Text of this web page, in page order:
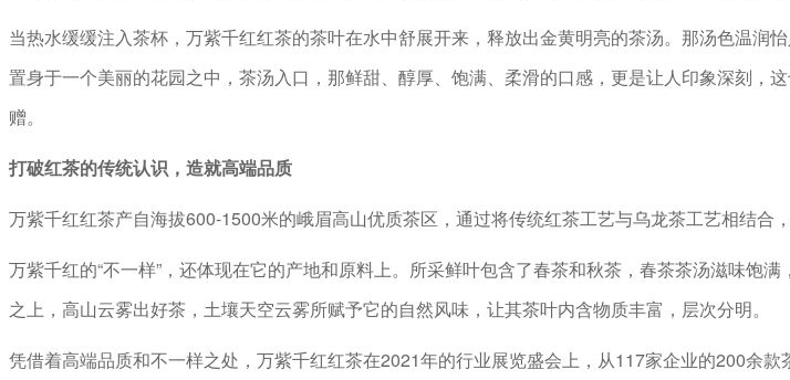
当热水缓缓注入茶杯，万紫千红红茶的茶叶在水中舒展开来，释放出金黄明亮的茶汤。那汤色温
置身于一个美丽的花园之中，茶汤入口，那鲜甜、醇厚、饱满、柔滑的口感，更是让人印象深刻，
赠。
打破红茶的传统认识，造就高端品质
万紫千红红茶产自海拔600-1500米的峨眉高山优质茶区，通过将传统红茶工艺与乌龙茶工艺相结合
万紫千红的“不一样”，还体现在它的产地和原料上。所采鲜叶包含了春茶和秋茶，春茶茶汤滋味饱
之上，高山云雾出好茶，土壤天空云雾所赋予它的自然风味，让其茶叶内含物质丰富，层次分明。
凭借着高端品质和不一样之处，万紫千红红茶在2021年的行业展览盛会上，从117家企业的200余款